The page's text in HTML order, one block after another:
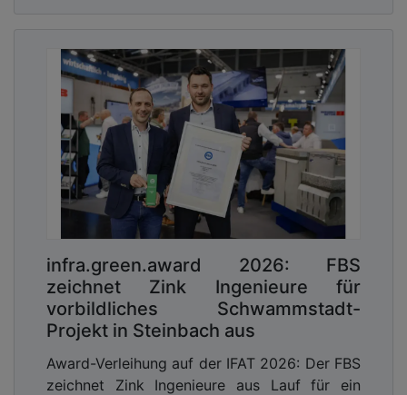
infra.green.award 2026: FBS
zeichnet Zink Ingenieure für
vorbildliches Schwammstadt-
Projekt in Steinbach aus
Award-Verleihung auf der IFAT 2026: Der FBS
zeichnet Zink Ingenieure aus Lauf für ein